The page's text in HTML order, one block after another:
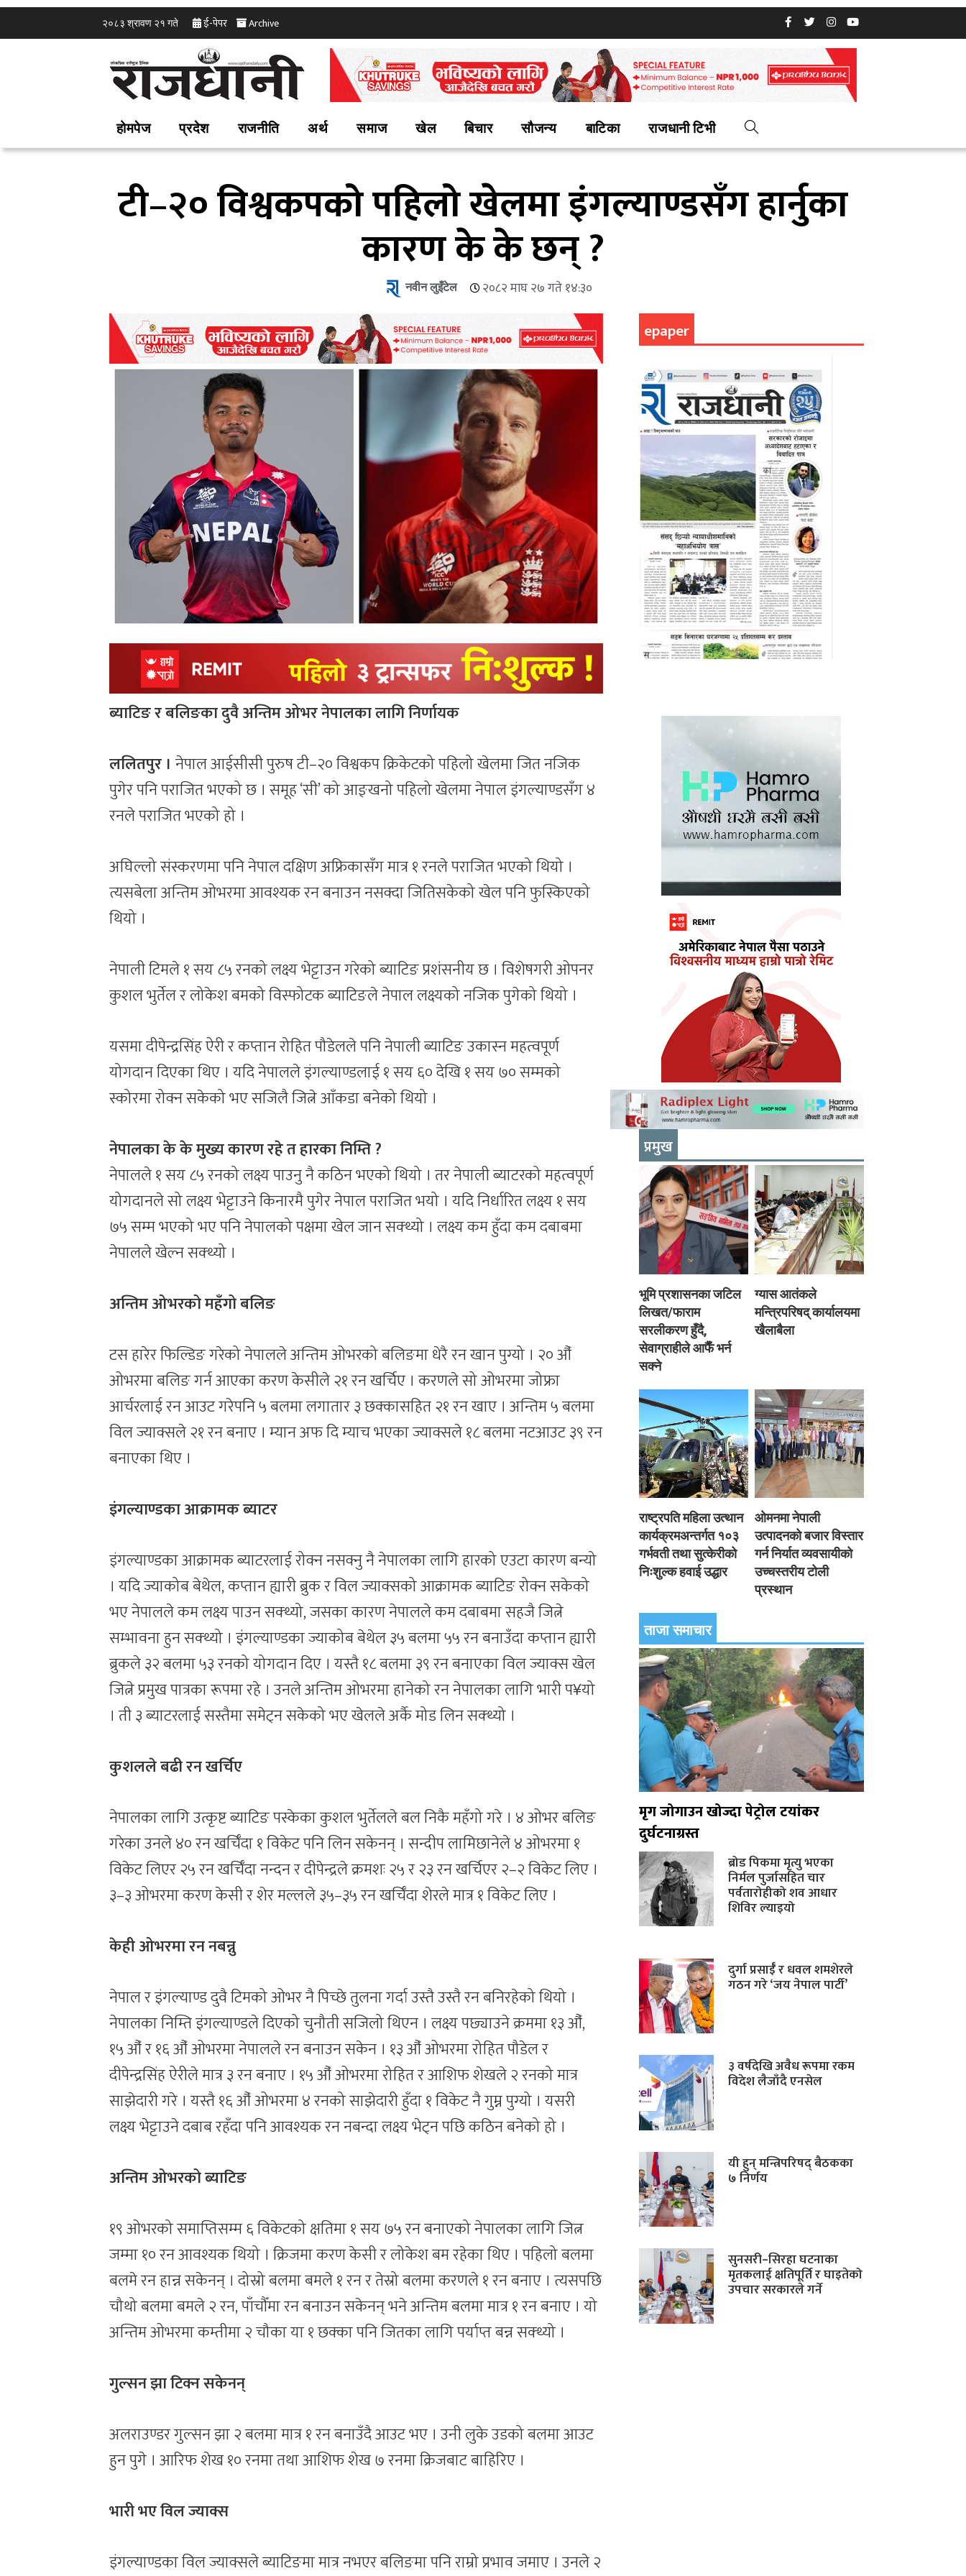
२०८३ श्रावण २१ गते ई-पेपर Archive
होमपेज प्रदेश राजनीति अर्थ समाज खेल बिचार सौजन्य बाटिका राजधानी टिभी
टी–२० विश्वकपको पहिलो खेलमा इंगल्याण्डसँग हार्नुका
कारण के के छन् ?
नवीन लुइँटेल २०८२ माघ २७ गते १४:३०
ब्याटिङ र बलिङका दुवै अन्तिम ओभर नेपालका लागि निर्णायक
ललितपुर । नेपाल आईसीसी पुरुष टी–२० विश्वकप क्रिकेटको पहिलो खेलमा जित नजिक
पुगेर पनि पराजित भएको छ । समूह ‘सी’ को आङ्खनो पहिलो खेलमा नेपाल इंगल्याण्डसँग ४
रनले पराजित भएको हो ।
अघिल्लो संस्करणमा पनि नेपाल दक्षिण अफ्रिकासँग मात्र १ रनले पराजित भएको थियो ।
त्यसबेला अन्तिम ओभरमा आवश्यक रन बनाउन नसक्दा जितिसकेको खेल पनि फुस्किएको
थियो ।
नेपाली टिमले १ सय ८५ रनको लक्ष्य भेट्टाउन गरेको ब्याटिङ प्रशंसनीय छ । विशेषगरी ओपनर
कुशल भुर्तेल र लोकेश बमको विस्फोटक ब्याटिङले नेपाल लक्ष्यको नजिक पुगेको थियो ।
यसमा दीपेन्द्रसिंह ऐरी र कप्तान रोहित पौडेलले पनि नेपाली ब्याटिङ उकास्न महत्वपूर्ण
योगदान दिएका थिए । यदि नेपालले इंगल्याण्डलाई १ सय ६० देखि १ सय ७० सम्मको
स्कोरमा रोक्न सकेको भए सजिलै जित्ने आँकडा बनेको थियो ।
नेपालका के के मुख्य कारण रहे त हारका निम्ति ?
नेपालले १ सय ८५ रनको लक्ष्य पाउनु नै कठिन भएको थियो । तर नेपाली ब्याटरको महत्वपूर्ण
योगदानले सो लक्ष्य भेट्टाउने किनारमै पुगेर नेपाल पराजित भयो । यदि निर्धारित लक्ष्य १ सय
७५ सम्म भएको भए पनि नेपालको पक्षमा खेल जान सक्थ्यो । लक्ष्य कम हुँदा कम दबाबमा
नेपालले खेल्न सक्थ्यो ।
अन्तिम ओभरको महँगो बलिङ
टस हारेर फिल्डिङ गरेको नेपालले अन्तिम ओभरको बलिङमा धेरै रन खान पुग्यो । २० औँ
ओभरमा बलिङ गर्न आएका करण केसीले २१ रन खर्चिए । करणले सो ओभरमा जोफ्रा
आर्चरलाई रन आउट गरेपनि ५ बलमा लगातार ३ छक्कासहित २१ रन खाए । अन्तिम ५ बलमा
विल ज्याक्सले २१ रन बनाए । म्यान अफ दि म्याच भएका ज्याक्सले १८ बलमा नटआउट ३९ रन
बनाएका थिए ।
इंगल्याण्डका आक्रामक ब्याटर
इंगल्याण्डका आक्रामक ब्याटरलाई रोक्न नसक्नु नै नेपालका लागि हारको एउटा कारण बन्यो
। यदि ज्याकोब बेथेल, कप्तान ह्यारी ब्रुक र विल ज्याक्सको आक्रामक ब्याटिङ रोक्न सकेको
भए नेपालले कम लक्ष्य पाउन सक्थ्यो, जसका कारण नेपालले कम दबाबमा सहजै जित्ने
सम्भावना हुन सक्थ्यो । इंंगल्याण्डका ज्याकोब बेथेल ३५ बलमा ५५ रन बनाउँदा कप्तान ह्यारी
ब्रुकले ३२ बलमा ५३ रनको योगदान दिए । यस्तै १८ बलमा ३९ रन बनाएका विल ज्याक्स खेल
जित्ने प्रमुख पात्रका रूपमा रहे । उनले अन्तिम ओभरमा हानेको रन नेपालका लागि भारी प¥यो
। ती ३ ब्याटरलाई सस्तैमा समेट्न सकेको भए खेलले अर्कै मोड लिन सक्थ्यो ।
कुशलले बढी रन खर्चिए
नेपालका लागि उत्कृष्ट ब्याटिङ पस्केका कुशल भुर्तेलले बल निकै महँगो गरे । ४ ओभर बलिङ
गरेका उनले ४० रन खर्चिँदा १ विकेट पनि लिन सकेनन् । सन्दीप लामिछानेले ४ ओभरमा १
विकेट लिएर २५ रन खर्चिँदा नन्दन र दीपेन्द्रले क्रमशः २५ र २३ रन खर्चिएर २–२ विकेट लिए ।
३–३ ओभरमा करण केसी र शेर मल्लले ३५–३५ रन खर्चिँदा शेरले मात्र १ विकेट लिए ।
केही ओभरमा रन नबन्नु
नेपाल र इंगल्याण्ड दुवै टिमको ओभर नै पिच्छे तुलना गर्दा उस्तै उस्तै रन बनिरहेको थियो ।
नेपालका निम्ति इंगल्याण्डले दिएको चुनौती सजिलो थिएन । लक्ष्य पछ्याउने क्रममा १३ औँ,
१५ औँ र १६ औँ ओभरमा नेपालले रन बनाउन सकेन । १३ औँ ओभरमा रोहित पौडेल र
दीपेन्द्रसिंह ऐरीले मात्र ३ रन बनाए । १५ औँ ओभरमा रोहित र आशिफ शेखले २ रनको मात्र
साझेदारी गरे । यस्तै १६ औँ ओभरमा ४ रनको साझेदारी हुँदा १ विकेट नै गुम्न पुग्यो । यसरी
लक्ष्य भेट्टाउने दबाब रहँदा पनि आवश्यक रन नबन्दा लक्ष्य भेट्न पछि कठिन बनेको हो ।
अन्तिम ओभरको ब्याटिङ
१९ ओभरको समाप्तिसम्म ६ विकेटको क्षतिमा १ सय ७५ रन बनाएको नेपालका लागि जित्न
जम्मा १० रन आवश्यक थियो । क्रिजमा करण केसी र लोकेश बम रहेका थिए । पहिलो बलमा
बलमे रन हान्न सकेनन् । दोस्रो बलमा बमले १ रन र तेस्रो बलमा करणले १ रन बनाए । त्यसपछि
चौथो बलमा बमले २ रन, पाँचौँमा रन बनाउन सकेनन् भने अन्तिम बलमा मात्र १ रन बनाए । यो
अन्तिम ओभरमा कम्तीमा २ चौका या १ छक्का पनि जितका लागि पर्याप्त बन्न सक्थ्यो ।
गुल्सन झा टिक्न सकेनन्
अलराउण्डर गुल्सन झा २ बलमा मात्र १ रन बनाउँदै आउट भए । उनी लुके उडको बलमा आउट
हुन पुगे । आरिफ शेख १० रनमा तथा आशिफ शेख ७ रनमा क्रिजबाट बाहिरिए ।
भारी भए विल ज्याक्स
इंगल्याण्डका विल ज्याक्सले ब्याटिङमा मात्र नभएर बलिङमा पनि राम्रो प्रभाव जमाए । उनले २
epaper
प्रमुख
भूमि प्रशासनका जटिल
लिखत/फाराम
सरलीकरण हुँदै,
सेवाग्राहीले आफैँ भर्न
सक्ने
ग्यास आतंकले
मन्त्रिपरिषद् कार्यालयमा
खैलाबैला
राष्ट्रपति महिला उत्थान
कार्यक्रमअन्तर्गत १०३
गर्भवती तथा सुत्केरीको
निःशुल्क हवाई उद्धार
ओमनमा नेपाली
उत्पादनको बजार विस्तार
गर्न निर्यात व्यवसायीको
उच्चस्तरीय टोली
प्रस्थान
ताजा समाचार
मृग जोगाउन खोज्दा पेट्रोल टयांकर
दुर्घटनाग्रस्त
ब्रोड पिकमा मृत्यु भएका
निर्मल पुर्जासहित चार
पर्वतारोहीको शव आधार
शिविर ल्याइयो
दुर्गा प्रसाईँ र धवल शमशेरले
गठन गरे ‘जय नेपाल पार्टी’
३ वर्षदेखि अवैध रूपमा रकम
विदेश लैजाँदै एनसेल
यी हुन् मन्त्रिपरिषद् बैठकका
७ निर्णय
सुनसरी–सिरहा घटनाका
मृतकलाई क्षतिपूर्ति र घाइतेको
उपचार सरकारले गर्ने